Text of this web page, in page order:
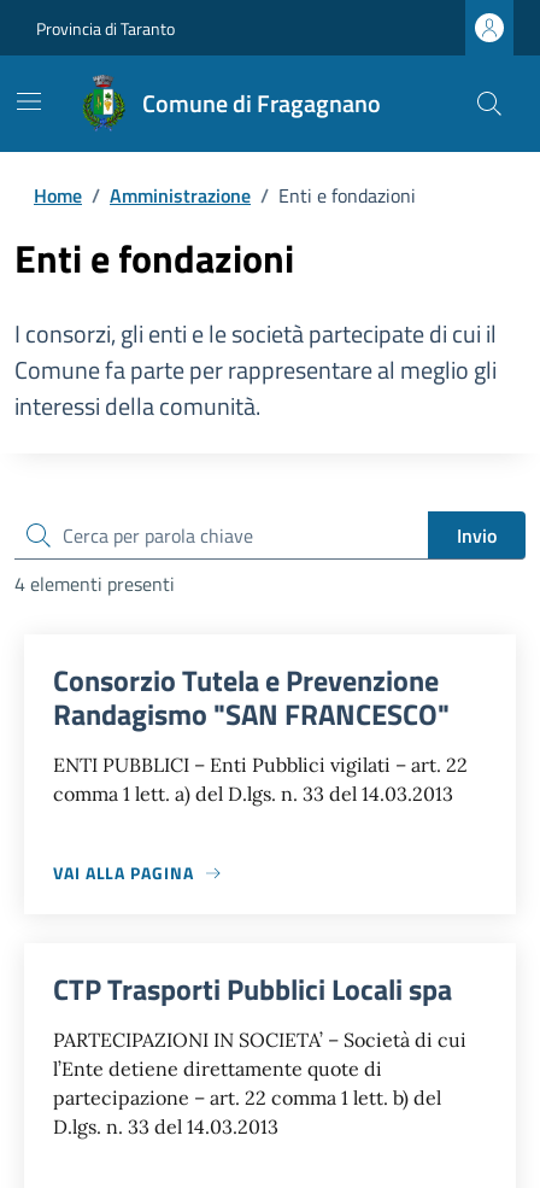
Provincia di Taranto
Comune di Fragagnano
Home / Amministrazione / Enti e fondazioni
Enti e fondazioni
I consorzi, gli enti e le società partecipate di cui il
Comune fa parte per rappresentare al meglio gli
interessi della comunità.
cerca
Invio
4 elementi presenti
Consorzio Tutela e Prevenzione
Randagismo "SAN FRANCESCO"
ENTI PUBBLICI – Enti Pubblici vigilati – art. 22
comma 1 lett. a) del D.lgs. n. 33 del 14.03.2013
VAI ALLA PAGINA
CTP Trasporti Pubblici Locali spa
PARTECIPAZIONI IN SOCIETA’ – Società di cui
l’Ente detiene direttamente quote di
partecipazione – art. 22 comma 1 lett. b) del
D.lgs. n. 33 del 14.03.2013